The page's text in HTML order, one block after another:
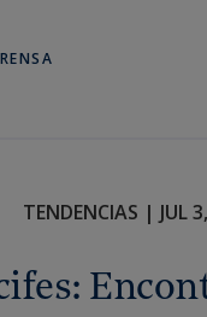
TENDENCIAS | JUL